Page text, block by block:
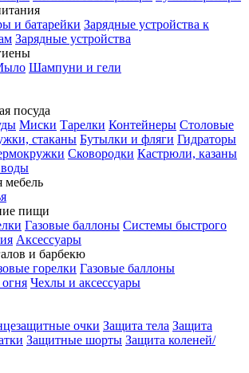
и батарейки Зарядные устройства к
Зарядные устройства
Шампуни и гели
посуда
Миски Тарелки Контейнеры Столовые
стаканы Бутылки и фляги Гидраторы
Сковородки Кастрюли, казаны
мебель
пищи
Газовые баллоны Системы быстрого
Аксессуары
и барбекю
горелки Газовые баллоны
Чехлы и аксессуары
очки Защита тела Защита
Защитные шорты Защита коленей/